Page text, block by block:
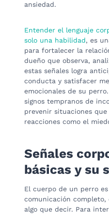
ansiedad.
Entender el lenguaje
solo una habilidad, es
para fortalecer la
dueño que observa,
estas señales logra
conducta y satisfacer
emocionales de su
signos tempranos de
prevenir situaciones que
reacciones como el
Señales
básicas y su
El cuerpo de un perro
comunicación
algo que decir. Para